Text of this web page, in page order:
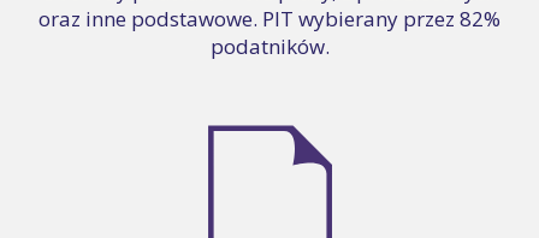
oraz inne podstawowe. PIT wybierany przez 82%
podatników.